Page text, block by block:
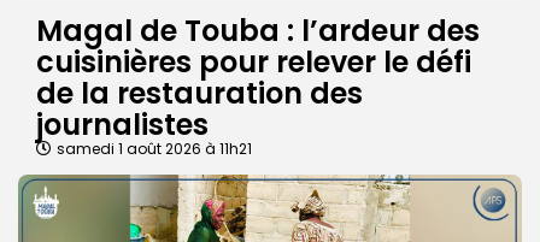
Magal de Touba : l’ardeur des
cuisinières pour relever le défi
de la restauration des
journalistes
samedi 1 août 2026 à 11h21